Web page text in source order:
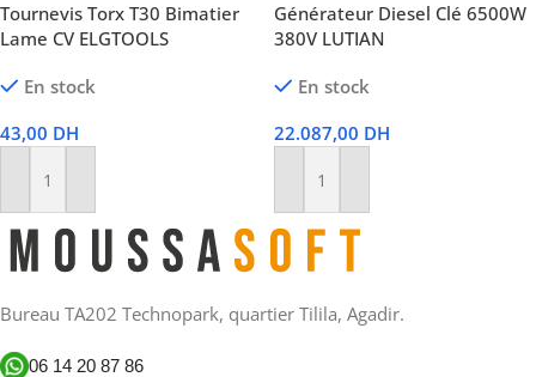
Tournevis Torx T30 Bimatier
Lame CV ELGTOOLS
En stock
43,00 DH
Ajouter Au Panier
Générateur Diesel Clé 6500W
380V LUTIAN
En stock
22.087,00 DH
Ajouter Au Panier
Bureau TA202 Technopark, quartier Tilila, Agadir.
06 14 20 87 86